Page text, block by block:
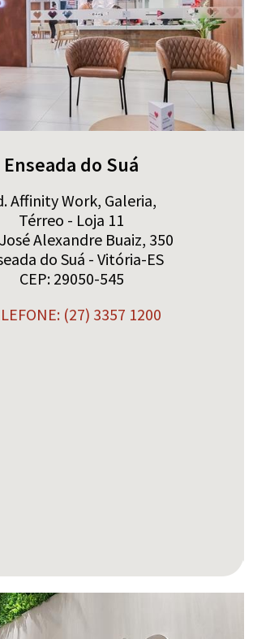
Enseada do Suá
Affinity Work, Galeria,
Térreo - Loja 11
Alexandre Buaiz, 350
do Suá - Vitória-ES
CEP: 29050-545
(27) 3357 1200